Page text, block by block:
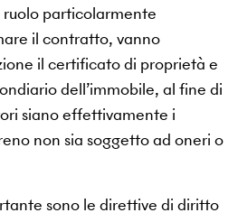
particolarmente
il contratto, vanno
il certificato di proprietà e
dell’immobile, al fine di
siano effettivamente i
non sia soggetto ad oneri o
sono le direttive di diritto